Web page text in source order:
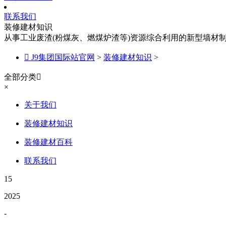
联系我们
装修建材知识
从事工业废渣(粉煤灰、燃煤炉渣等)资源综合利用的新型墙材
 J9集团国际站官网 > 装修建材知识 >
全部分类
×
关于我们
装修建材知识
装修建材百科
联系我们
15
2025
-